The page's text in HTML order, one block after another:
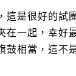
這是很好的試
在一起，幸好
鼓相當，這不